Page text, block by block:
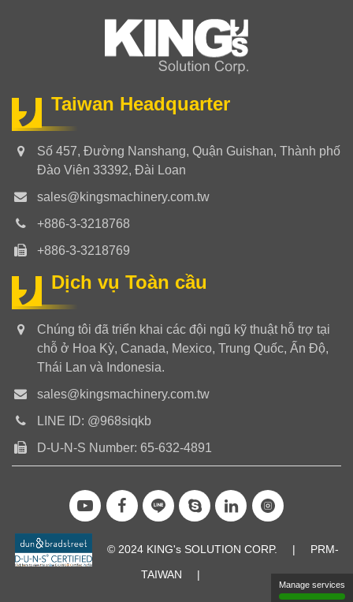
Taiwan Headquarter
Số 457, Đường Nanshang, Quận Guishan, Thành phố
Đào Viên 33392, Đài Loan
sales@kingsmachinery.com.tw
+886-3-3218768
+886-3-3218769
Dịch vụ Toàn cầu
Chúng tôi đã triển khai các đội ngũ kỹ thuật hỗ trợ tại
chỗ ở Hoa Kỳ, Canada, Mexico, Trung Quốc, Ấn Độ,
Thái Lan và Indonesia.
sales@kingsmachinery.com.tw
LINE ID: @968siqkb
D-U-N-S Number: 65-632-4891
© 2024 KING's SOLUTION CORP. | PRM-
TAIWAN |
Manage services